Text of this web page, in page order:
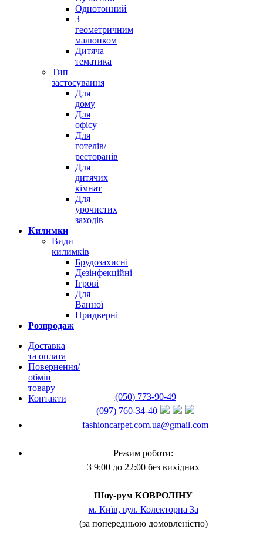
Однотонний
З
геометричним
малюнком
Дитяча
тематика
Тип
застосування
Для
дому
Для
офісу
Для
готелів/
ресторанів
Для
дитячих
кімнат
Для
урочистих
заходів
Килимки
Види
килимків
Брудозахисні
Дезінфекційні
Ігрові
Для
Ванної
Придверні
Розпродаж
Доставка
та оплата
Повернення/
обмін
товару
Контакти
(050) 773-90-49
(097) 760-34-40
fashioncarpet.com.ua@gmail.com
Режим роботи:
З 9:00 до 22:00 без вихідних
Шоу-рум КОВРОЛІНУ
м. Київ, вул. Колекторна 3а
(за попередньою домовленістю)